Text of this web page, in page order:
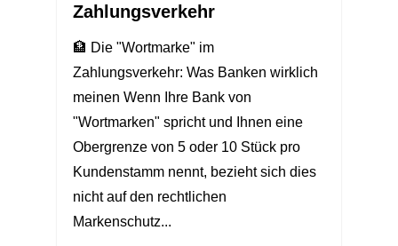
Zahlungsverkehr
🏦 Die "Wortmarke" im
Zahlungsverkehr: Was Banken wirklich
meinen Wenn Ihre Bank von
"Wortmarken" spricht und Ihnen eine
Obergrenze von 5 oder 10 Stück pro
Kundenstamm nennt, bezieht sich dies
nicht auf den rechtlichen
Markenschutz...